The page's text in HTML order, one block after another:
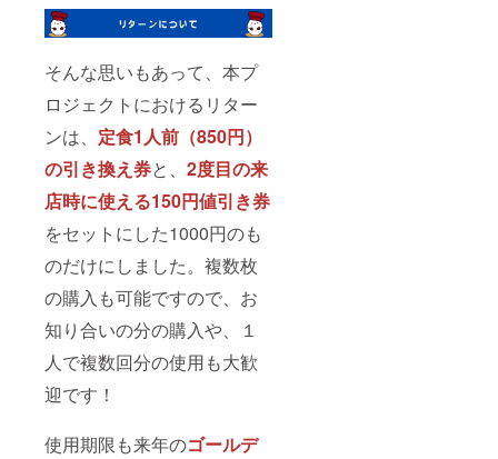
そんな思いもあって、本プ
ロジェクトにおけるリター
ンは、 定食1人前（850円）
の引き換え券と、 2度目の来
店時に使える150円値引き券
をセットにした1000円のも
のだけにしました。複数枚
の購入も可能ですので、お
知り合いの分の購入や、１
人で複数回分の使用も大歓
迎です！
使用期限も来年のゴールデ